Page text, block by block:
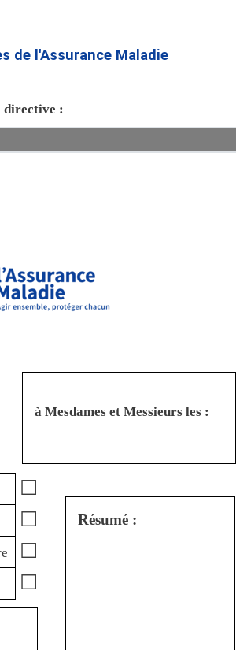
contenu
de l'Assurance Maladie
directive :
à Mesdames et Messieurs les :
☐
☐
☐
☐
Résumé :